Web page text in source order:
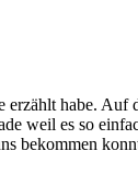
habe. Auf
weil es so
bekommen